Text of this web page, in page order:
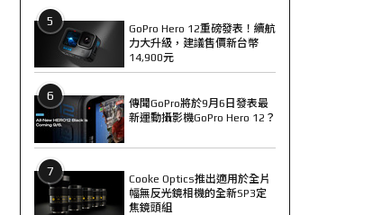
5
GoPro Hero 12重磅發表！續航
力大升級，建議售價新台幣
14,900元
6
傳聞GoPro將於9月6日發表最
新運動攝影機GoPro Hero 12？
7
Cooke Optics推出適用於全片
幅無反光鏡相機的全新SP3定
焦鏡頭組